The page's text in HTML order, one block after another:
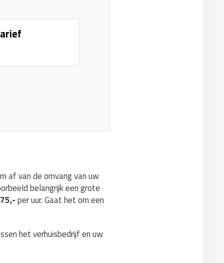
af van de omvang van uw
belangrijk een grote
per uur. Gaat het om een
het verhuisbedrijf en uw